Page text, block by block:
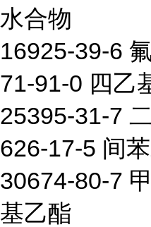
水合物
16925-39-6
71-91-0 四乙
25395-31-7
626-17-5 间
30674-80-7
基乙酯